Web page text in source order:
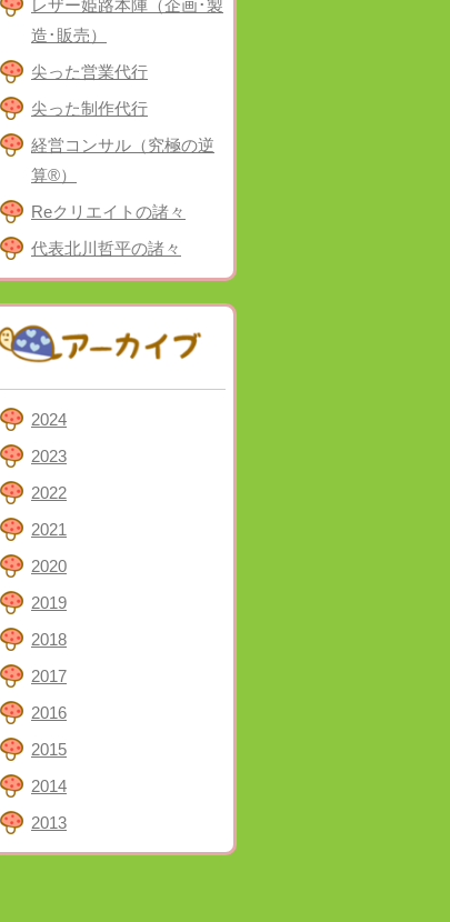
レザー姫路本陣（企画･製
造･販売）
尖った営業代行
尖った制作代行
経営コンサル（究極の逆
算®）
Reクリエイトの諸々
代表北川哲平の諸々
2024
2023
2022
2021
2020
2019
2018
2017
2016
2015
2014
2013